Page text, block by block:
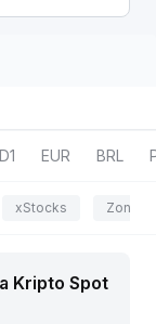
EUR BRL
xStocks Zona
Kripto Spot